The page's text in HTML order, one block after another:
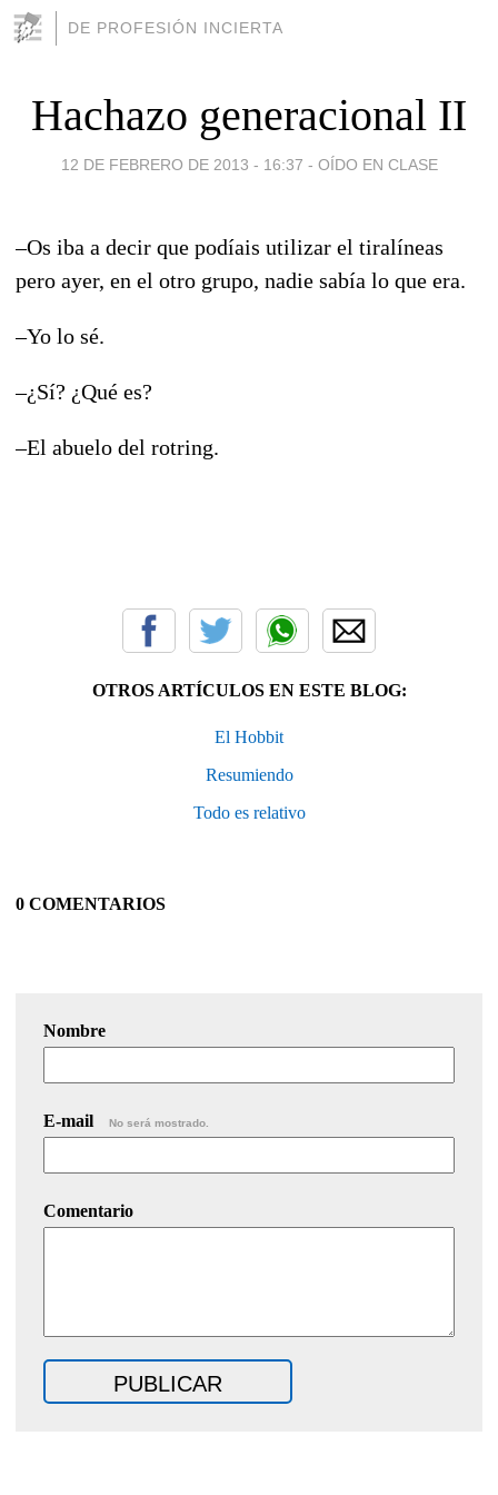
DE PROFESIÓN INCIERTA
Hachazo generacional II
12 DE FEBRERO DE 2013 - 16:37 - OÍDO EN CLASE
–Os iba a decir que podíais utilizar el tiralíneas
pero ayer, en el otro grupo, nadie sabía lo que era.
–Yo lo sé.
–¿Sí? ¿Qué es?
–El abuelo del rotring.
OTROS ARTÍCULOS EN ESTE BLOG:
El Hobbit
Resumiendo
Todo es relativo
0 COMENTARIOS
Nombre
E-mail No será mostrado.
Comentario